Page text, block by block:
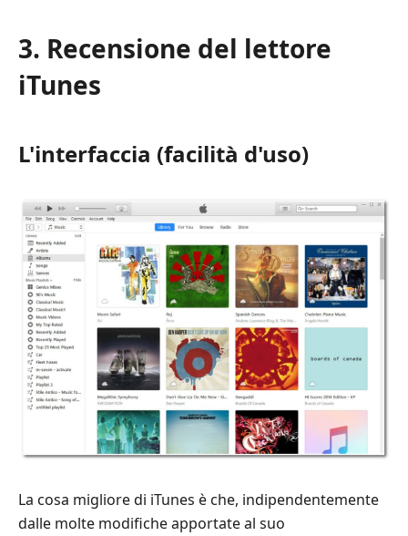
3. Recensione del lettore
iTunes
L'interfaccia (facilità d'uso)
La cosa migliore di iTunes è che, indipendentemente
dalle molte modifiche apportate al suo